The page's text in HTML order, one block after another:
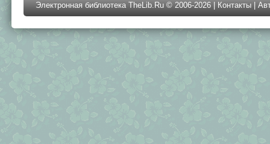
Электронная библиотека TheLib.Ru © 2006-2026 | Контакты |